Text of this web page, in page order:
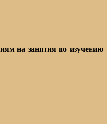
на занятия по изучению